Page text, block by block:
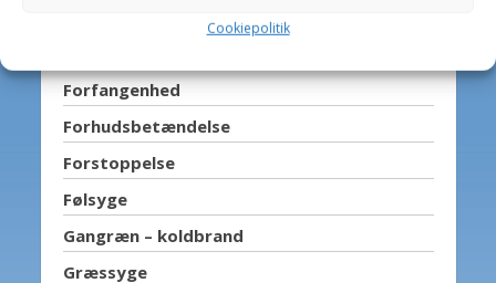
Cookiepolitik
Forfangenhed
Forhudsbetændelse
Forstoppelse
Følsyge
Gangræn – koldbrand
Græssyge